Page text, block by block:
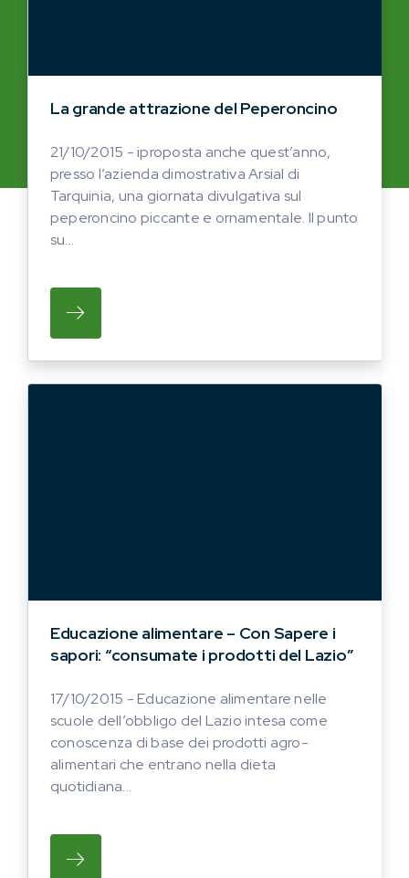
La grande attrazione del Peperoncino
21/10/2015 - iproposta anche quest’anno,
presso l’azienda dimostrativa Arsial di
Tarquinia, una giornata divulgativa sul
peperoncino piccante e ornamentale. Il punto
su...
SU IPROPOSTA ANCHE QUEST’ANNO,
Educazione alimentare – Con Sapere i
sapori: “consumate i prodotti del Lazio”
17/10/2015 - Educazione alimentare nelle
scuole dell’obbligo del Lazio intesa come
conoscenza di base dei prodotti agro-
alimentari che entrano nella dieta
quotidiana...
SU EDUCAZIONE ALIMENTARE NELLE